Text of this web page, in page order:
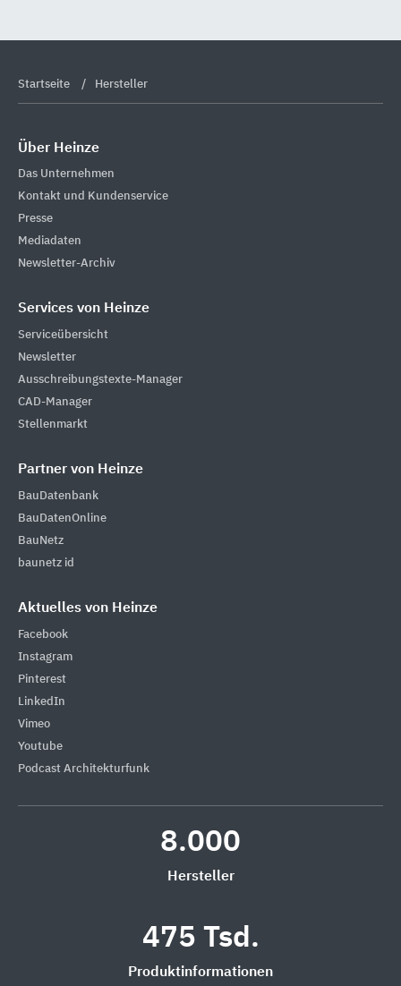
Startseite Hersteller
Über Heinze
Das Unternehmen
Kontakt und Kundenservice
Presse
Mediadaten
Newsletter-Archiv
Services von Heinze
Serviceübersicht
Newsletter
Ausschreibungstexte-Manager
CAD-Manager
Stellenmarkt
Partner von Heinze
BauDatenbank
BauDatenOnline
BauNetz
baunetz id
Aktuelles von Heinze
Facebook
Instagram
Pinterest
LinkedIn
Vimeo
Youtube
Podcast Architekturfunk
8.000
Hersteller
475 Tsd.
Produktinformationen